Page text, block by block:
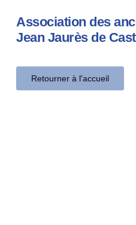
Association des
Jean Jaurès de
Retourner à l'accueil